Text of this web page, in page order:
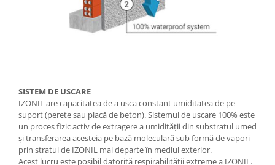
SISTEM DE USCARE
IZONIL are capacitatea de a usca constant umiditatea de pe
suport (perete sau placă de beton). Sistemul de uscare 100% este
un proces fizic activ de extragere a umidității din substratul umed
și transferarea acesteia pe bază moleculară sub formă de vapori
prin stratul de IZONIL mai departe în mediul exterior.
Acest lucru este posibil datorită respirabilității extreme a IZONIL.